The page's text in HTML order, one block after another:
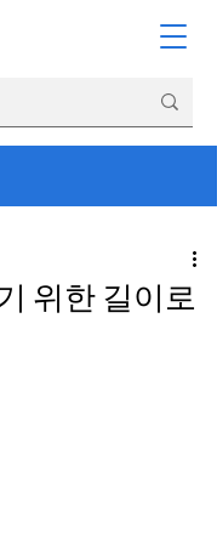
위한 길이로